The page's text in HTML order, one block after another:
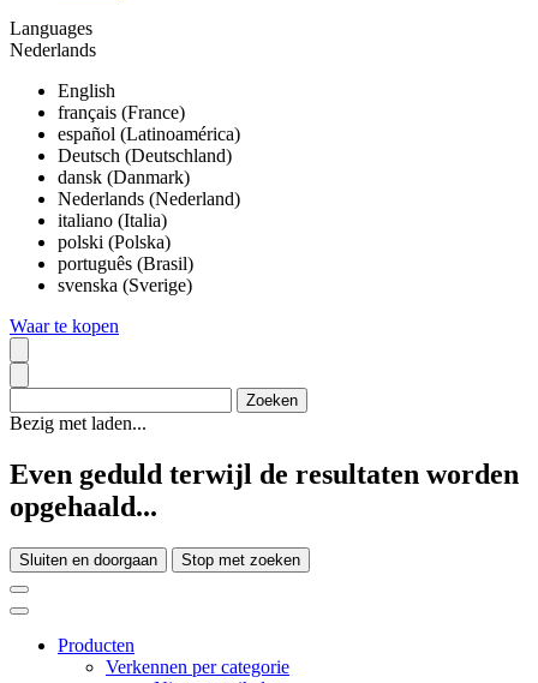
Languages
Nederlands
English
français (France)
español (Latinoamérica)
Deutsch (Deutschland)
dansk (Danmark)
Nederlands (Nederland)
italiano (Italia)
polski (Polska)
português (Brasil)
svenska (Sverige)
Waar te kopen
Bezig met laden...
Even geduld terwijl de resultaten worden
opgehaald...
Sluiten en doorgaan Stop met zoeken
Producten
Verkennen per categorie